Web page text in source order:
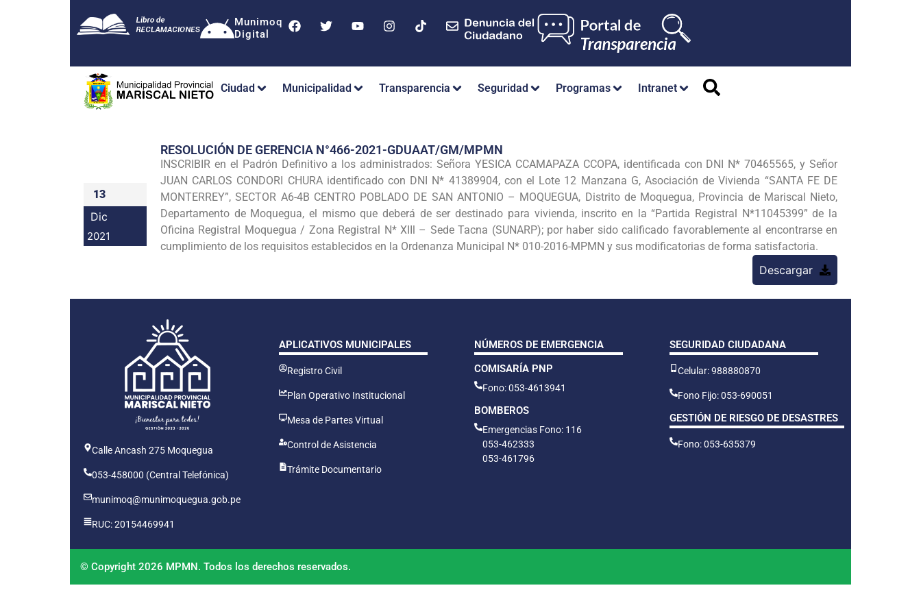
Munimoq
Digital
Ciudad Municipalidad Transparencia Seguridad Programas Intranet
13
Dic
2021
RESOLUCIÓN DE GERENCIA N°466-2021-GDUAAT/GM/MPMN
INSCRIBIR en el Padrón Definitivo a los administrados: Señora YESICA CCAMAPAZA CCOPA, identificada con DNI N* 70465565, y Señor
JUAN CARLOS CONDORI CHURA identificado con DNI N* 41389904, con el Lote 12 Manzana G, Asociación de Vivienda “SANTA FE DE
MONTERREY”, SECTOR A6-4B CENTRO POBLADO DE SAN ANTONIO – MOQUEGUA, Distrito de Moquegua, Provincia de Mariscal Nieto,
Departamento de Moquegua, el mismo que deberá de ser destinado para vivienda, inscrito en la “Partida Registral N*11045399” de la
Oficina Registral Moquegua / Zona Registral N* XIIl – Sede Tacna (SUNARP); por haber sido calificado favorablemente al encontrarse en
cumplimiento de los requisitos establecidos en la Ordenanza Municipal N* 010-2016-MPMN y sus modificatorias de forma satisfactoria.
Descargar
Calle Ancash 275 Moquegua
053-458000 (Central Telefónica)
munimoq@munimoquegua.gob.pe
RUC: 20154469941
APLICATIVOS MUNICIPALES
Registro Civil
Plan Operativo Institucional
Mesa de Partes Virtual
Control de Asistencia
Trámite Documentario
NÚMEROS DE EMERGENCIA
COMISARÍA PNP
Fono: 053-4613941
BOMBEROS
Emergencias Fono: 116
053-462333
053-461796
SEGURIDAD CIUDADANA
Celular: 988880870
Fono Fijo: 053-690051
GESTIÓN DE RIESGO DE DESASTRES
Fono: 053-635379
© Copyright 2026 MPMN. Todos los derechos reservados.